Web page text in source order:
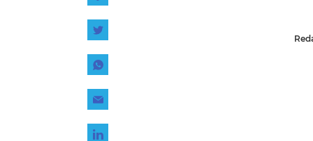
Management